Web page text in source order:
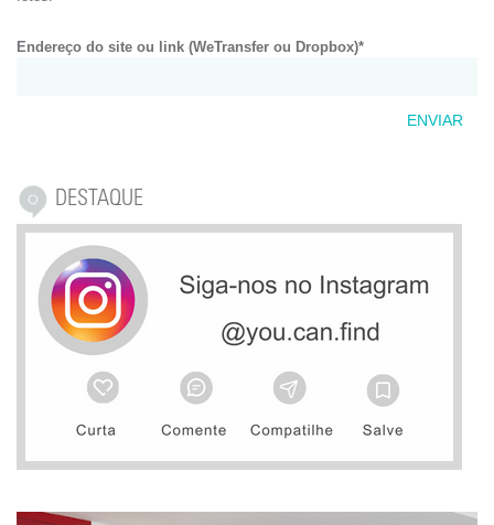
Endereço do site ou link (WeTransfer ou Dropbox)*
ENVIAR
DESTAQUE